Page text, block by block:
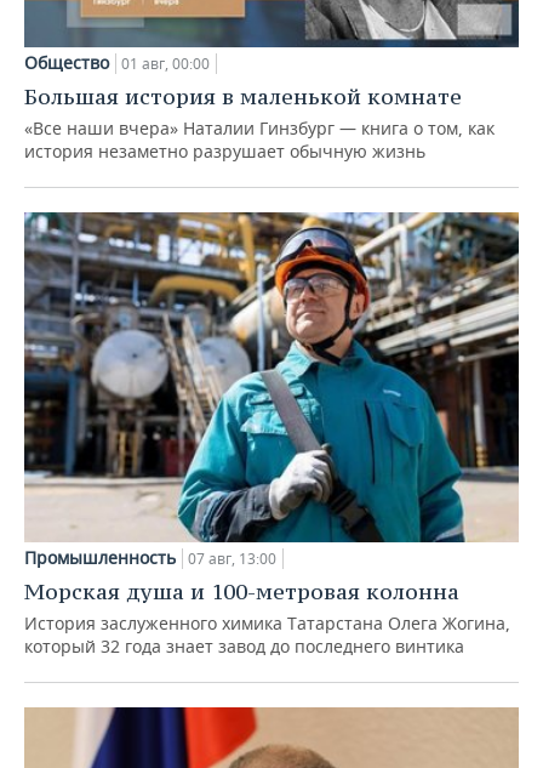
Общество 01 авг, 00:00
Большая история в маленькой комнате
«Все наши вчера» Наталии Гинзбург — книга о том, как
история незаметно разрушает обычную жизнь
Промышленность 07 авг, 13:00
Морская душа и 100-метровая колонна
История заслуженного химика Татарстана Олега Жогина,
который 32 года знает завод до последнего винтика